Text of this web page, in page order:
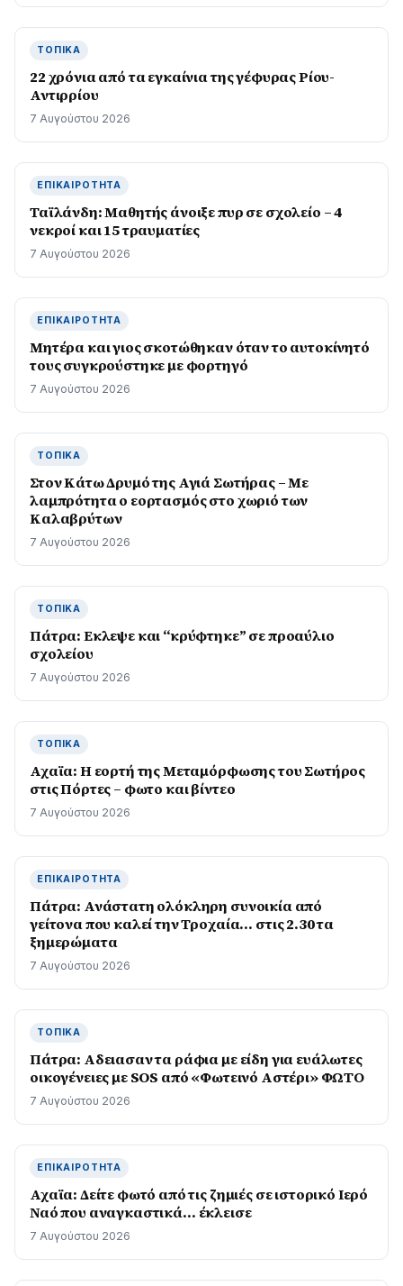
ΤΟΠΙΚΆ
22 χρόνια από τα εγκαίνια της γέφυρας Ρίου-
Αντιρρίου
7 Αυγούστου 2026
ΕΠΙΚΑΙΡΌΤΗΤΑ
Ταϊλάνδη: Μαθητής άνοιξε πυρ σε σχολείο – 4
νεκροί και 15 τραυματίες
7 Αυγούστου 2026
ΕΠΙΚΑΙΡΌΤΗΤΑ
Μητέρα και γιος σκοτώθηκαν όταν το αυτοκίνητό
τους συγκρούστηκε με φορτηγό
7 Αυγούστου 2026
ΤΟΠΙΚΆ
Στον Κάτω Δρυμό της Αγιά Σωτήρας – Με
λαμπρότητα ο εορτασμός στο χωριό των
Καλαβρύτων
7 Αυγούστου 2026
ΤΟΠΙΚΆ
Πάτρα: Εκλεψε και “κρύφτηκε” σε προαύλιο
σχολείου
7 Αυγούστου 2026
ΤΟΠΙΚΆ
Αχαϊα: Η εορτή της Μεταμόρφωσης του Σωτήρος
στις Πόρτες – φωτο και βίντεο
7 Αυγούστου 2026
ΕΠΙΚΑΙΡΌΤΗΤΑ
Πάτρα: Ανάστατη ολόκληρη συνοικία από
γείτονα που καλεί την Τροχαία… στις 2.30 τα
ξημερώματα
7 Αυγούστου 2026
ΤΟΠΙΚΆ
Πάτρα: Αδειασαν τα ράφια με είδη για ευάλωτες
οικογένειες με SOS από «Φωτεινό Αστέρι» ΦΩΤΟ
7 Αυγούστου 2026
ΕΠΙΚΑΙΡΌΤΗΤΑ
Αχαϊα: Δείτε φωτό από τις ζημιές σε ιστορικό Ιερό
Ναό που αναγκαστικά… έκλεισε
7 Αυγούστου 2026